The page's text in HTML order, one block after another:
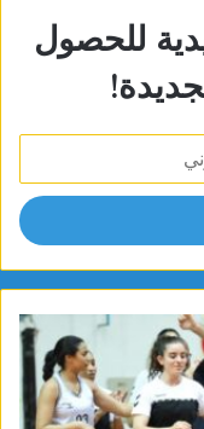
للحصول